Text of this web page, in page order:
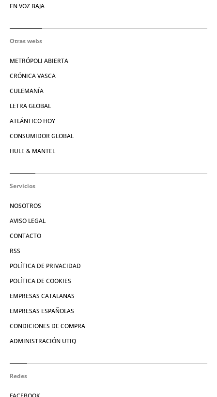
EN VOZ BAJA
Otras webs
METRÓPOLI ABIERTA
CRÓNICA VASCA
CULEMANÍA
LETRA GLOBAL
ATLÁNTICO HOY
CONSUMIDOR GLOBAL
HULE & MANTEL
Servicios
NOSOTROS
AVISO LEGAL
CONTACTO
RSS
POLÍTICA DE PRIVACIDAD
POLÍTICA DE COOKIES
EMPRESAS CATALANAS
EMPRESAS ESPAÑOLAS
CONDICIONES DE COMPRA
ADMINISTRACIÓN UTIQ
Redes